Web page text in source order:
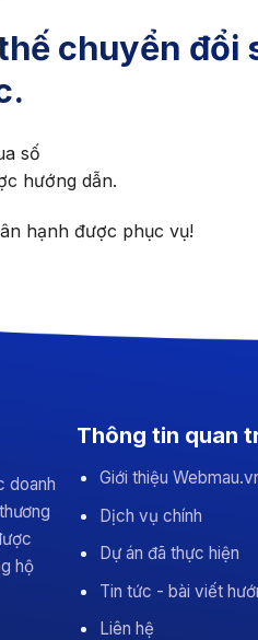
chuyển đổi
số
hướng dẫn.
hạnh được phục vụ!
doanh
hộ
Thông tin quan
Giới thiệu
Dịch vụ chính
Dự án đã thực hiện
Tin tức - bài viết
Liên hệ